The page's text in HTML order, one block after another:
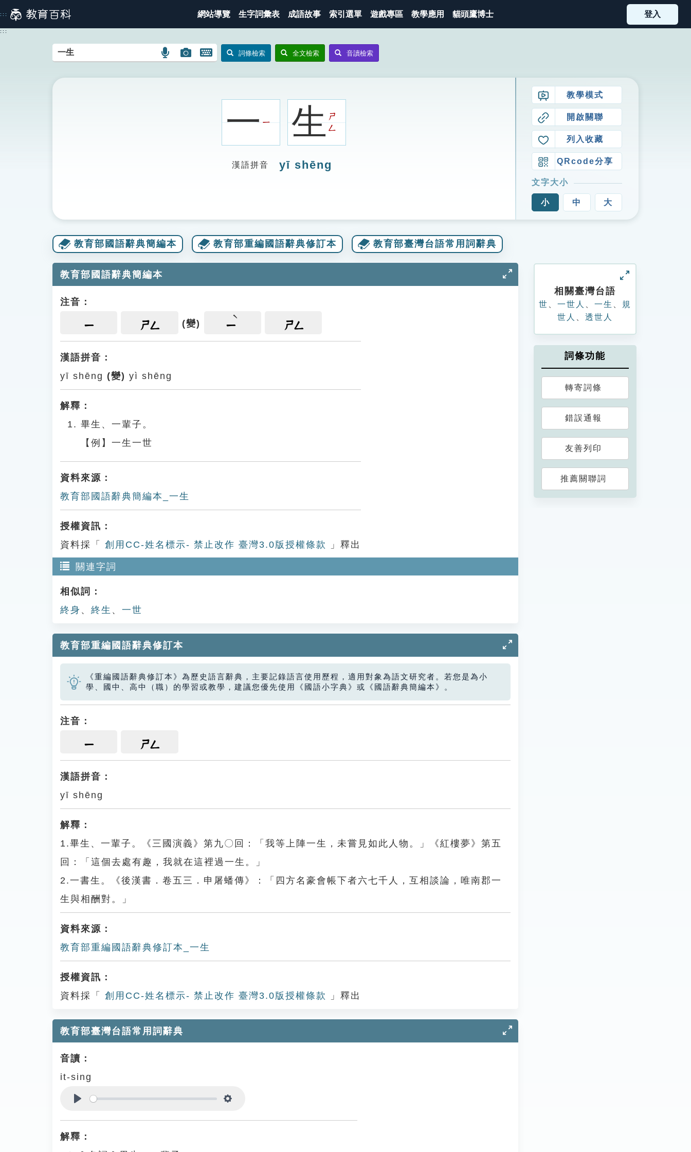
到
主
::: 網站導覽 生字詞彙表 成語故事 索引選單 遊戲專區 教學應用 貓頭鷹博士 登入
:::
語
搜
圖
搜
開
鍵
詞條檢索 全文檢索 音讀檢索
一ㄧ 生ㄕ
ㄥ
漢語拼音 yī shēng
教學模式
開啟關聯
列入收藏
QRcode分享
文字大小
小 中 大
教育部國語辭典簡編本 教育部重編國語辭典修訂本 教育部臺灣台語常用詞辭典
教育部國語辭典簡編本
注音：
ㄧ ㄕㄥ (變) ㄧ ㄕㄥ
漢語拼音：
yī shēng (變) yì shēng
解釋：
畢生、一輩子。
【例】一生一世
資料來源：
教育部國語辭典簡編本_一生
授權資訊：
資料採「
創用CC-姓名標示- 禁止改作 臺灣3.0版授權條款 」釋出
關連字詞
相似詞：
終身 、 終生 、 一世
教育部重編國語辭典修訂本
《重編國語辭典修訂本》為歷史語言辭典，主要記錄語言使用歷程，適用對象為語文研究者。若您是為小
學、國中、高中（職）的學習或教學，建議您優先使用《國語小字典》或《國語辭典簡編本》。
注音：
ㄧ ㄕㄥ
漢語拼音：
yī shēng
解釋：
1.畢生、一輩子。《三國演義》第九〇回：「我等上陣一生，未嘗見如此人物。」《紅樓夢》第五
回：「這個去處有趣，我就在這裡過一生。」
2.一書生。《後漢書．卷五三．申屠蟠傳》：「四方名豪會帳下者六七千人，互相談論，唯南郡一
生與相酬對。」
資料來源：
教育部重編國語辭典修訂本_一生
授權資訊：
資料採「
創用CC-姓名標示- 禁止改作 臺灣3.0版授權條款 」釋出
教育部臺灣台語常用詞辭典
音讀：
it-sing
解釋：
相關臺灣台語
世 一世人 一生
規
世人
透世人
詞條功能
轉寄詞條
錯誤通報
友善列印
推薦關聯詞